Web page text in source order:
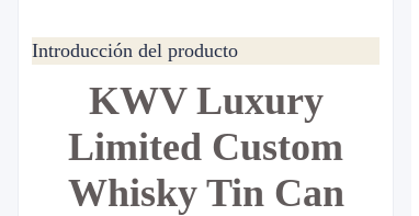
Introducción del producto
KWV Luxury
Limited Custom
Whisky Tin Can